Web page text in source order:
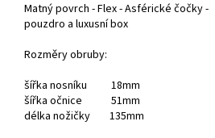
Matný povrch - Flex - Asférické čočky -
pouzdro a luxusní box
Rozměry obruby:
šířka nosníku 18mm
šířka očnice 51mm
délka nožičky 135mm